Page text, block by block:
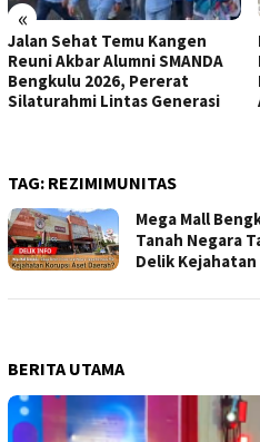
«
Jalan Sehat Temu Kangen
Reuni Akbar Alumni SMANDA
Bengkulu 2026, Pererat
Silaturahmi Lintas Generasi
TAG: REZIMIMUNITAS
Mega Mall
Tanah Negara
Delik
BERITA UTAMA